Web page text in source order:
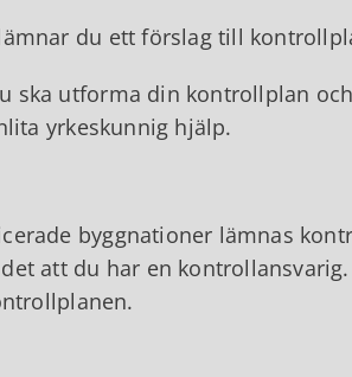
du ett förslag till
ska utforma din kontrollplan
yrkeskunnig hjälp.
byggnationer lämnas
att du har en